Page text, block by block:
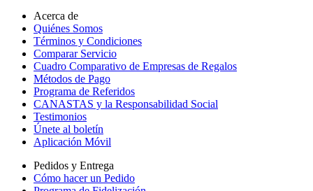
Acerca de
Quiénes Somos
Términos y Condiciones
Comparar Servicio
Cuadro Comparativo de Empresas de Regalos
Métodos de Pago
Programa de Referidos
CANASTAS y la Responsabilidad Social
Testimonios
Únete al boletín
Aplicación Móvil
Pedidos y Entrega
Cómo hacer un Pedido